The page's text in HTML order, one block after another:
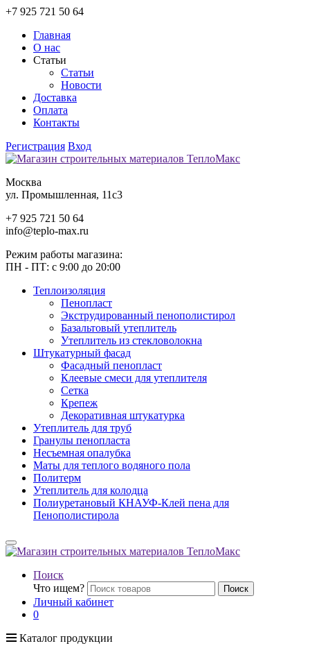
+7 925 721 50 64
Главная
О нас
Статьи
Статьи
Новости
Доставка
Оплата
Контакты
Регистрация Вход
Москва
ул. Промышленная, 11c3
+7 925 721 50 64
info@teplo-max.ru
Режим работы магазина:
ПН - ПТ: с 9:00 до 20:00
Теплоизоляция
Пенопласт
Экструдированный пенополистирол
Базальтовый утеплитель
Утеплитель из стекловолокна
Штукатурный фасад
Фасадный пенопласт
Клеевые смеси для утеплителя
Сетка
Крепеж
Декоративная штукатурка
Утеплитель для труб
Гранулы пенопласта
Несъемная опалубка
Маты для теплого водяного пола
Политерм
Утеплитель для колодца
Полиуретановый КНАУФ-Клей пена для
Пенополистирола
Поиск
Что ищем?
Поиск
Личный кабинет
0
Каталог продукции